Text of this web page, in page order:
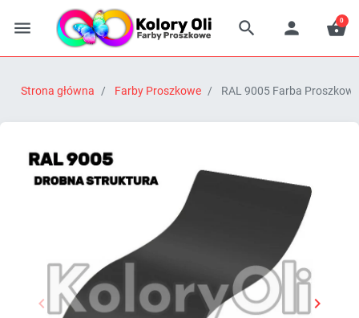
   
0
Strona główna Farby Proszkowe RAL 9005 Farba
Poprzedni
 